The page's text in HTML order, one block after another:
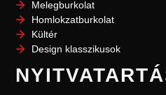
Melegburkolat
Homlokzatburkolat
Kültér
Design klasszikusok